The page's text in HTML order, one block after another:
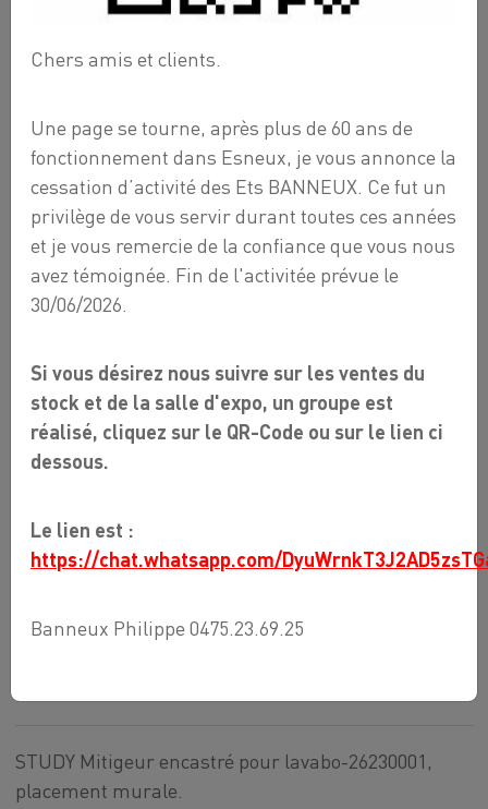
MURALE
STUDY Mitigeur encastré pour lavabo-26230001,
placement murale.
Chers amis et clients.
Une page se tourne, après plus de 60 ans de
fonctionnement dans Esneux, je vous annonce la
cessation d’activité des Ets BANNEUX. Ce fut un
privilège de vous servir durant toutes ces années
et je vous remercie de la confiance que vous nous
avez témoignée. Fin de l'activitée prévue le
30/06/2026.
Si vous désirez nous suivre sur les ventes du
stock et de la salle d'expo, un groupe est
réalisé, cliquez sur le QR-Code ou sur le lien ci
dessous.
Le lien est :
https://chat.whatsapp.com/
Banneux Philippe 0475.23.69.25